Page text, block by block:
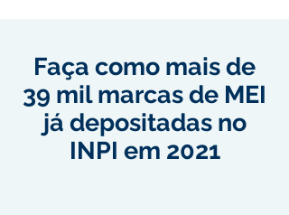
Faça como mais de
39 mil marcas de MEI
já depositadas no
INPI em 2021